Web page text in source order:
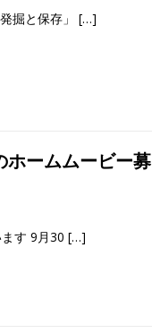
掘と保存」 […]
ホームムービー募
す 9月30 […]